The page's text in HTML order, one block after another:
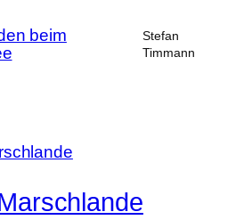
beim
Stefan
Timmann